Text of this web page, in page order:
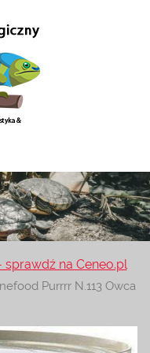
Purrrr N.113 Owca